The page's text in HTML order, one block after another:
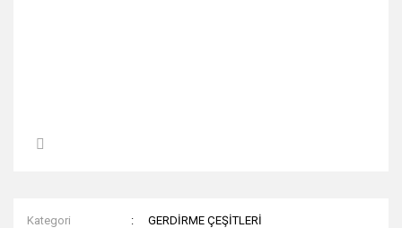
Kategori
GERDİRME ÇEŞİTLERİ